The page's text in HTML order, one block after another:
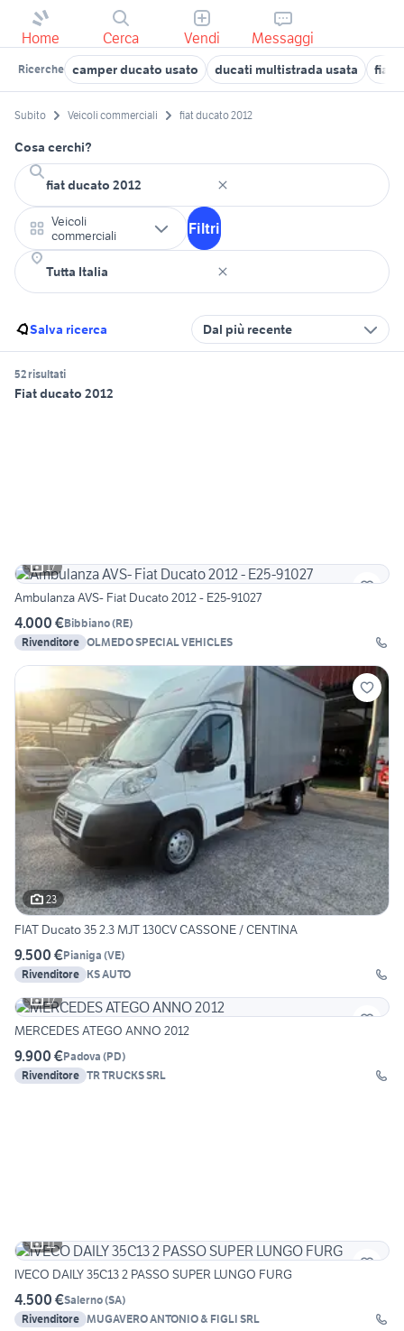
Home Cerca Vendi Messaggi
Ricerche camper ducato usato ducati multistrada usata fiat
Subito Veicoli commerciali fiat ducato 2012
Cosa cerchi?
Veicoli
commerciali
Filtri
Salva ricerca Dal più recente
52 risultati
Fiat ducato 2012
17
Ambulanza AVS- Fiat Ducato 2012 - E25-91027
4.000 €Bibbiano(RE)
Rivenditore OLMEDO SPECIAL VEHICLES
23
FIAT Ducato 35 2.3 MJT 130CV CASSONE / CENTINA
9.500 €Pianiga (VE)
Rivenditore KS AUTO
17
MERCEDES ATEGO ANNO 2012
9.900 €Padova (PD)
Rivenditore TR TRUCKS SRL
11
IVECO DAILY 35C13 2 PASSO SUPER LUNGO FURG
4.500 €Salerno(SA)
Rivenditore MUGAVERO ANTONIO & FIGLI SRL